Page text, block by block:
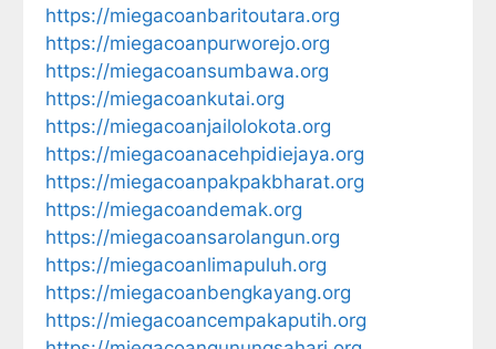
https://miegacoanbaritoutara.org
https://miegacoanpurworejo.org
https://miegacoansumbawa.org
https://miegacoankutai.org
https://miegacoanjailolokota.org
https://miegacoanacehpidiejaya.org
https://miegacoanpakpakbharat.org
https://miegacoandemak.org
https://miegacoansarolangun.org
https://miegacoanlimapuluh.org
https://miegacoanbengkayang.org
https://miegacoancempakaputih.org